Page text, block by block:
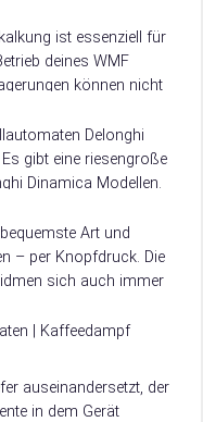
ist essenziell für
deines WMF
können nicht
Delonghi
gibt eine riesengroße
Dinamica Modellen.
Art und
– per Knopfdruck. Die
sich auch immer
| Kaffeedampf
auseinandersetzt, der
in dem Gerät